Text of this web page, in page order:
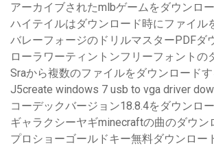
アーカイブされたmlbゲームをダウンロ
ハイテイルはダウンロード時にファイル
バレーフォージのドリルマスターPDFダ
ローラワーティントンフリーフォントの
Sraから複数のファイルをダウンロードす
J5create windows 7 usb to vga driver
コーデックバージョン18.8.4をダウンロ
ギャラクシーヤギminecraftの曲のダウン
プロショーゴールドキー無料ダウンロー